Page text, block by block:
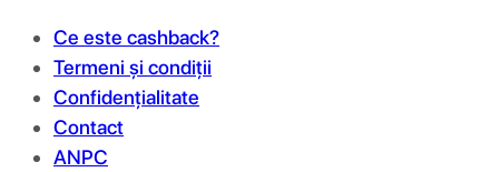
Ce este cashback?
Termeni și condiții
Confidențialitate
Contact
ANPC